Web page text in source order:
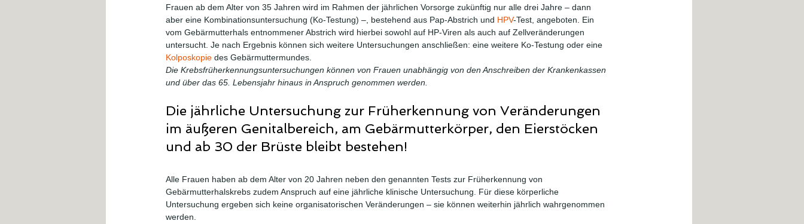
Frauen ab dem Alter von 35 Jahren wird im Rahmen der jährlichen Vorsorge zukünftig nur alle drei Jahre – dann
aber eine Kombinationsuntersuchung (Ko-Testung) –, bestehend aus Pap-Abstrich und HPV-Test, angeboten. Ein
vom Gebärmutterhals entnommener Abstrich wird hierbei sowohl auf HP-Viren als auch auf Zellveränderungen
untersucht. Je nach Ergebnis können sich weitere Untersuchungen anschließen: eine weitere Ko-Testung oder eine
Kolposkopie des Gebärmuttermundes.
Die Krebsfrüherkennungsuntersuchungen können von Frauen unabhängig von den Anschreiben der Krankenkassen
und über das 65. Lebensjahr hinaus in Anspruch genommen werden.
Die jährliche Untersuchung zur Früherkennung von Veränderungen
im äußeren Genitalbereich, am Gebärmutterkörper, den Eierstöcken
und ab 30 der Brüste bleibt bestehen!
Alle Frauen haben ab dem Alter von 20 Jahren neben den genannten Tests zur Früherkennung von
Gebärmutterhalskrebs zudem Anspruch auf eine jährliche klinische Untersuchung. Für diese körperliche
Untersuchung ergeben sich keine organisatorischen Veränderungen – sie können weiterhin jährlich wahrgenommen
werden.